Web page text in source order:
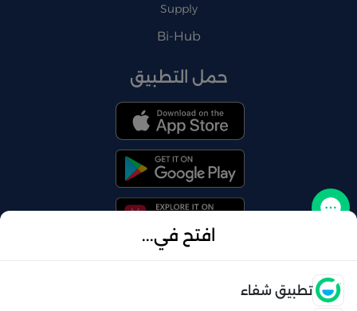
افتح في...
تطبيق شفاء
Supply
Bi-Hub
حمل التطبيق
© 2026 شفاء . كل الحقوق محفوظة
تواصل معنا